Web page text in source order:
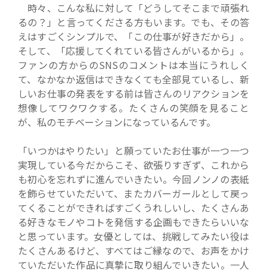
時々、こんな私に対して「どうしてそこまで頑張れ
るの？」と言ってくださる方もいます。でも、その答
えはすごくシンプルで、「この仕事が好きだから」。
そして、「応援してくれている皆さんがいるから」。
ファンの方からのSNSのコメントは本当にうれしく
て、なかなか返信はできなくても全部見ているし、新
しいお仕事の発表をする前は皆さんのリアクションを
想像してワクワクする。たくさんの笑顔を見ること
が、私のモチベーションになっているんです。
「いつかはやりたい」と願っていたお仕事が一つ一つ
実現している今だからこそ、欲張りすぎず、これから
も初心を忘れずに進んでいきたい。今回ノンノの表紙
を飾らせていただいて、またカバーガールとして戻っ
てくることができればすごくうれしいし、たくさんあ
る好きなモノやコトを発信する企画もできたらいいな
と思っています。女優としては、挑戦してみたい役は
たくさんあるけど、すべてはご縁なので、お声をかけ
ていただいた作品に真摯に取り組んでいきたい。一人